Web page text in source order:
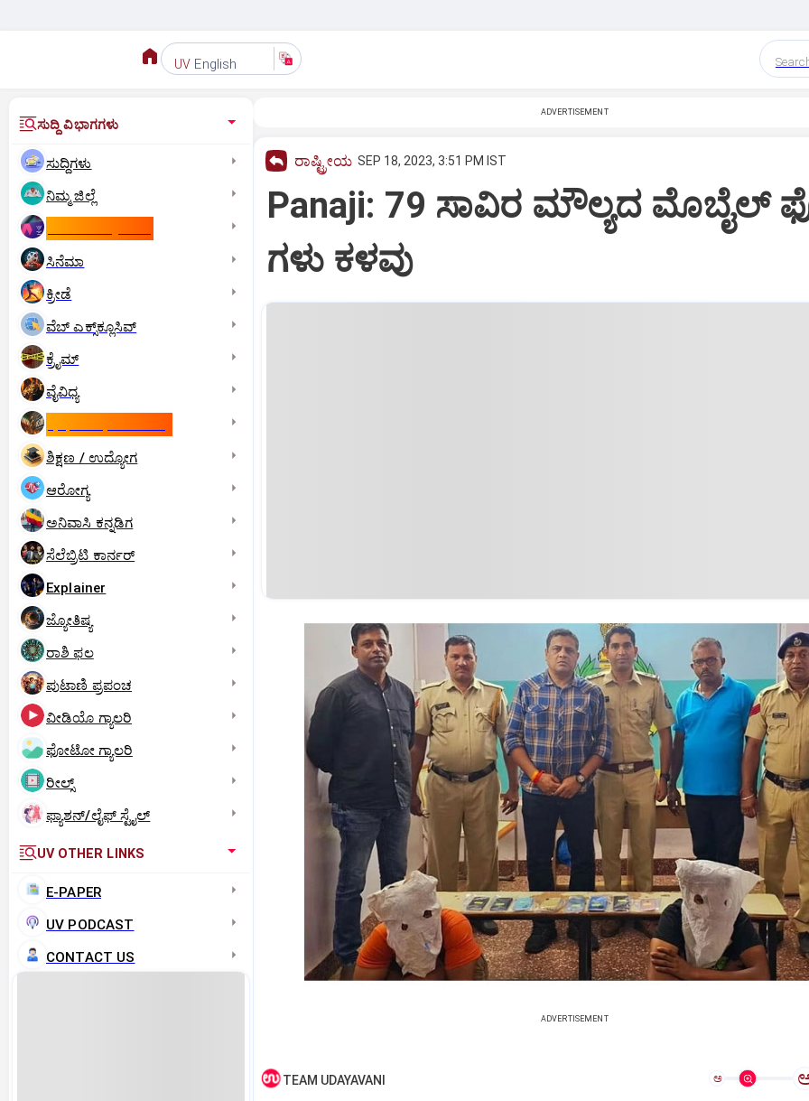
UV English
ಸುದ್ದಿ ವಿಭಾಗಗಳು
ಸುದ್ದಿಗಳು
ನಿಮ್ಮ ಜಿಲ್ಲೆ
ಸಿನೆಮಾ
ಕ್ರೀಡೆ
ವೆಬ್ ಎಕ್ಸ್‌ಕ್ಲೂಸಿವ್
ಕ್ರೈಮ್
ವೈವಿಧ್ಯ
ಶಿಕ್ಷಣ / ಉದ್ಯೋಗ
ಆರೋಗ್ಯ
ಅನಿವಾಸಿ ಕನ್ನಡಿಗ
ಸೆಲೆಬ್ರಿಟಿ ಕಾರ್ನರ್‌
Explainer
ಜ್ಯೋತಿಷ್ಯ
ರಾಶಿ ಫಲ
ಪುಟಾಣಿ ಪ್ರಪಂಚ
ವೀಡಿಯೊ ಗ್ಯಾಲರಿ
ಫೋಟೋ ಗ್ಯಾಲರಿ
ರೀಲ್ಸ್
ಫ್ಯಾಶನ್/ಲೈಫ್‌ ಸ್ಟೈಲ್
UV OTHER LINKS
E-PAPER
UV PODCAST
CONTACT US
ADVERTISEMENT
ರಾಷ್ಟ್ರೀಯ SEP 18, 2023, 3:51 PM IST
Panaji: 79 ಸಾವಿರ ಮೌಲ್ಯದ ಮೊಬೈಲ್
ಗಳು ಕಳವು
ADVERTISEMENT
TEAM UDAYAVANI ಅ